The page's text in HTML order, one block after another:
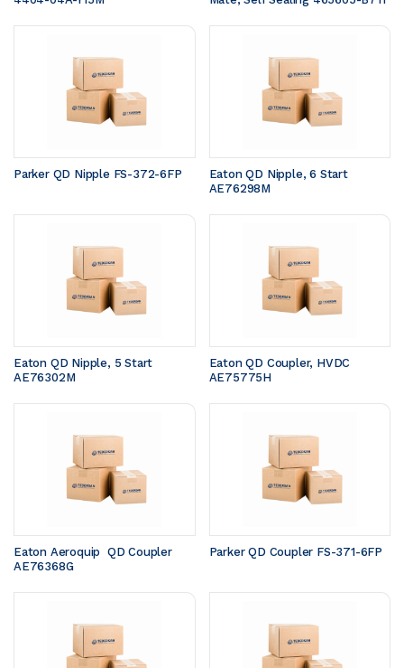
Parker QD Nipple FS-372-6FP
Eaton QD Nipple, 6 Start
AE76298M
Eaton QD Nipple, 5 Start
AE76302M
Eaton QD Coupler, HVDC
AE75775H
Eaton Aeroquip  QD Coupler
AE76368G
Parker QD Coupler FS-371-6FP